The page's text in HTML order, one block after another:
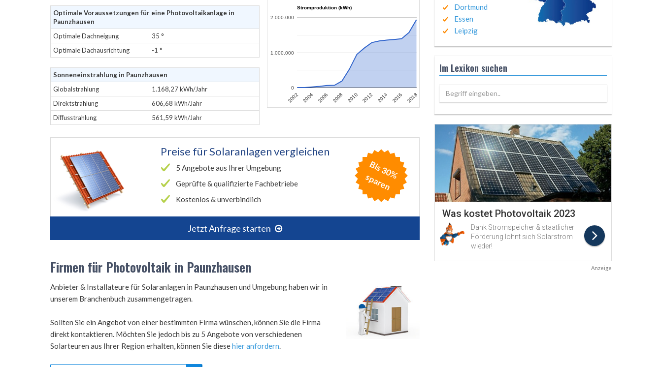
Optimale Voraussetzungen für eine Photovoltaikanlage in
Paunzhausen
Optimale Dachneigung
35 °
Optimale Dachausrichtung
-1 °
Sonneneinstrahlung in Paunzhausen
Globalstrahlung
1.168,27 kWh/Jahr
Direktstrahlung
606,68 kWh/Jahr
Diffusstrahlung
561,59 kWh/Jahr
Stromproduktion (kWh)
2002 2004 2006 2008 2010 2012 2014 2016 2018
0
1.000.000
2.000.000
Preise fürSolaranlagen vergleichen
5 Angebote aus Ihrer Umgebung
Geprüfte & qualifizierte Fachbetriebe
Kostenlos & unverbindlich
Jetzt Anfrage starten
B
is
3
0
%
s
p
a
r
e
n
Firmen für Photovoltaik in Paunzhausen
Anbieter & Installateure für Solaranlagen in Paunzhausen und Umgebung haben wir in
unserem Branchenbuch zusammengetragen.
Sollten Sie ein Angebot von einer bestimmten Firma wünschen, können Sie die Firma
direkt kontaktieren. Möchten Sie jedoch bis zu 5 Angebote von verschiedenen
Solarteuren aus Ihrer Region erhalten, können Sie diesehier anfordern.
Dortmund
Essen
Leipzig
Im Lexikon suchen
Begriff eingeben..
Anzeige